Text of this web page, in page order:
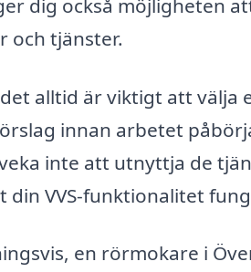
dig också möjligheten
och tjänster.
alltid är viktigt att välja
innan arbetet
inte att utnyttja de
din VVS-funktionalitet
en rörmokare i